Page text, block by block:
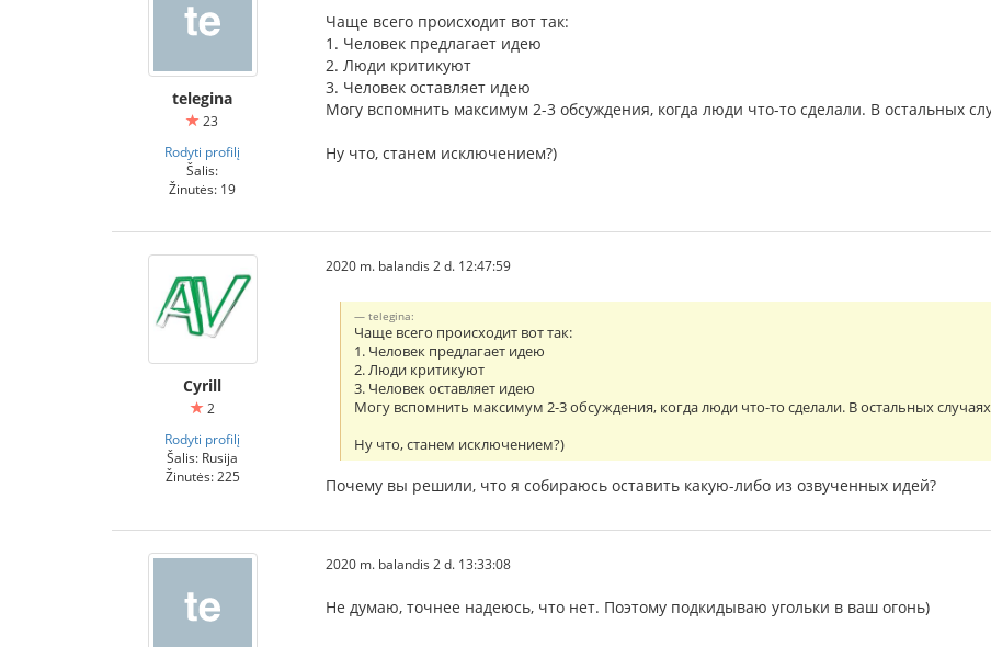
telegina
23
Rodyti profilį
Šalis:
Žinutės: 19
Чаще всего происходит вот так:
1. Человек предлагает идею
2. Люди критикуют
3. Человек оставляет идею
Могу вспомнить максимум 2-3 обсуждения, когда люди что-то сделали. В остальных
Ну что, станем исключением?)
Cyrill
2
Rodyti profilį
Šalis: Rusija
Žinutės: 225
2020 m. balandis 2 d. 12:47:59
telegina:
Чаще всего происходит вот так:
1. Человек предлагает идею
2. Люди критикуют
3. Человек оставляет идею
Могу вспомнить максимум 2-3 обсуждения, когда люди что-то сделали. В остальных
Ну что, станем исключением?)
Почему вы решили, что я собираюсь оставить какую-либо из озвученных идей?
2020 m. balandis 2 d. 13:33:08
Не думаю, точнее надеюсь, что нет. Поэтому подкидываю угольки в ваш огонь)